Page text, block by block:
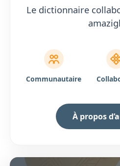
Le dictionnaire
Communautaire
À propos